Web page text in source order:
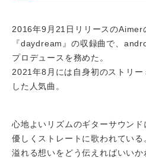
2016年9月21日リリースのAimer
『daydream』の収録曲で、
プロデュースを務めた。
2021年8月には自身初のストリ
した人気曲。
心地よいリズムのギターサウン
優しくストレートに歌われている
溢れる想いをどう伝えればいい